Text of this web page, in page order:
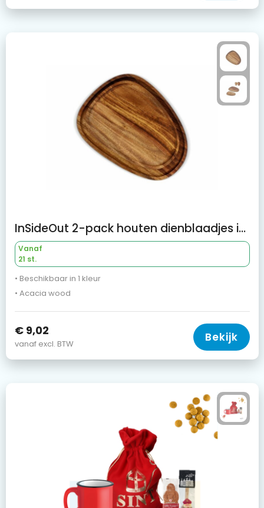
InSideOut 2-pack houten dienblaadjes in organische vorm
Vanaf
21 st.
• Beschikbaar in 1 kleur
• Acacia wood
€ 9,02
vanaf excl. BTW Bekijk